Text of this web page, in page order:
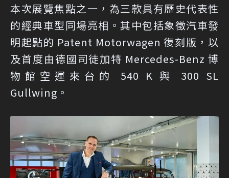
本次展覽焦點之一，為三款具有歷史代表性
的經典車型同場亮相。其中包括象徵汽車發
明起點的 Patent Motorwagen 復刻版，以
及首度由德國司徒加特 Mercedes-Benz 博
物館空運來台的 540 K 與 300 SL
Gullwing。